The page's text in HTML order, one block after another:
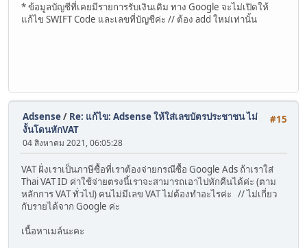
* ข้อมูลบัญชีที่เคยมีรายการรับเงินเดิม ทาง Google จะไม่เปิดให้
แก้ไข SWIFT Code และเลขที่บัญชีค่ะ // ต้อง add ใหม่เท่านั้น
#15
Adsense/ Re: แก้ไข: Adsense ให้ใส่เลขบัตรประชาชน ไม่
งั้นโดนหักVAT
04 สิงหาคม 2021, 06:05:28
VAT ฝั่งเราเป็นภาษีซื้อที่เราต้องจ่ายกรณีซื้อ Google Ads ถ้าเราใส่
Thai VAT ID ค่าใช้จ่ายตรงนี้เราจะสามารถเอาไปหักคืนได้ค่ะ (ตาม
หลักการ VAT ทั่วไป) คนไม่มีเลข VAT ไม่ต้องทำอะไรค่ะ // ไม่เกี่ยว
กับรายได้จาก Google ค่ะ
เนื้อหาเมล์นะคะ